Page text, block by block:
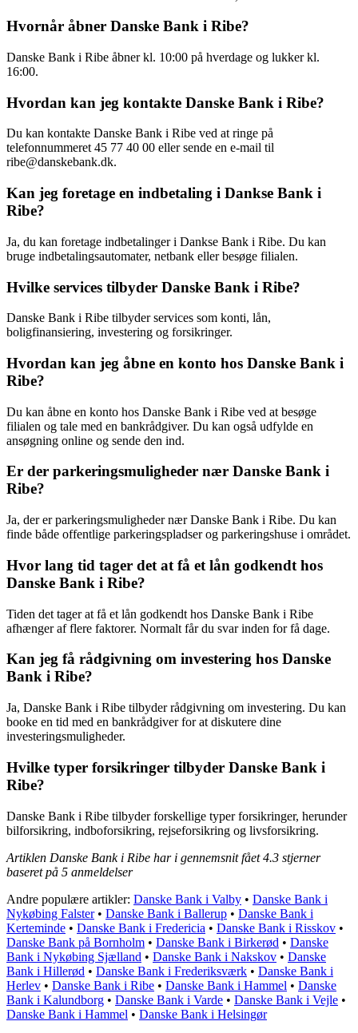
Hvornår åbner Danske Bank i Ribe?
Danske Bank i Ribe åbner kl. 10:00 på hverdage og lukker kl.
16:00.
Hvordan kan jeg kontakte Danske Bank i Ribe?
Du kan kontakte Danske Bank i Ribe ved at ringe på
telefonnummeret 45 77 40 00 eller sende en e-mail til
ribe@danskebank.dk.
Kan jeg foretage en indbetaling i Dankse Bank i
Ribe?
Ja, du kan foretage indbetalinger i Dankse Bank i Ribe. Du kan
bruge indbetalingsautomater, netbank eller besøge filialen.
Hvilke services tilbyder Danske Bank i Ribe?
Danske Bank i Ribe tilbyder services som konti, lån,
boligfinansiering, investering og forsikringer.
Hvordan kan jeg åbne en konto hos Danske Bank i
Ribe?
Du kan åbne en konto hos Danske Bank i Ribe ved at besøge
filialen og tale med en bankrådgiver. Du kan også udfylde en
ansøgning online og sende den ind.
Er der parkeringsmuligheder nær Danske Bank i
Ribe?
Ja, der er parkeringsmuligheder nær Danske Bank i Ribe. Du kan
finde både offentlige parkeringspladser og parkeringshuse i området.
Hvor lang tid tager det at få et lån godkendt hos
Danske Bank i Ribe?
Tiden det tager at få et lån godkendt hos Danske Bank i Ribe
afhænger af flere faktorer. Normalt får du svar inden for få dage.
Kan jeg få rådgivning om investering hos Danske
Bank i Ribe?
Ja, Danske Bank i Ribe tilbyder rådgivning om investering. Du kan
booke en tid med en bankrådgiver for at diskutere dine
investeringsmuligheder.
Hvilke typer forsikringer tilbyder Danske Bank i
Ribe?
Danske Bank i Ribe tilbyder forskellige typer forsikringer, herunder
bilforsikring, indboforsikring, rejseforsikring og livsforsikring.
Artiklen Danske Bank i Ribe har i gennemsnit fået4.3 stjerner
baseret på 5 anmeldelser
Andre populære artikler: Danske Bank i Valby • Danske Bank i
Nykøbing Falster• Danske Bank i Ballerup • Danske Bank i
Kerteminde • Danske Bank i Fredericia • Danske Bank i Risskov •
Danske Bank på Bornholm • Danske Bank i Birkerød • Danske
Bank i Nykøbing Sjælland • Danske Bank i Nakskov • Danske
Bank i Hillerød • Danske Bank i Frederiksværk • Danske Bank i
Herlev • Danske Bank i Ribe • Danske Bank i Hammel • Danske
Bank i Kalundborg • Danske Bank i Varde • Danske Bank i Vejle •
Danske Bank i Hammel • Danske Bank i Helsingør